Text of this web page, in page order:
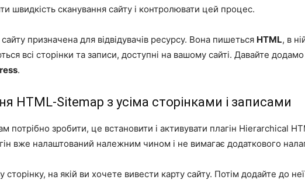
швидкість сканування сайту і контролювати цей процес.
сайту призначена для відвідувачів ресурсу. Вона пишеться HTML, в
всі сторінки та записи, доступні на вашому сайті. Давайте
.
HTML-Sitemap з усіма сторінками і записами
потрібно зробити, це встановити і активувати плагін Hierarchical
вже налаштований належним чином і не вимагає додаткового
сторінку, на якій ви хочете вивести карту сайту. Потім додайте до